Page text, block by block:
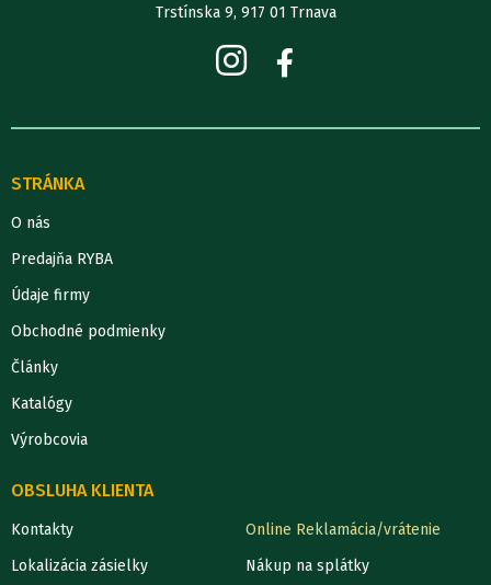
Trstínska 9, 917 01 Trnava
STRÁNKA
O nás
Predajňa RYBA
Údaje firmy
Obchodné podmienky
Články
Katalógy
Výrobcovia
OBSLUHA KLIENTA
Kontakty
Lokalizácia zásielky
Online Reklamácia/vrátenie
Nákup na splátky